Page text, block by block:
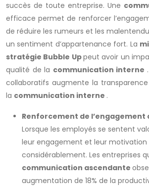
succès de toute entreprise. Une
efficace permet de renforcer
de réduire les rumeurs et les
un sentiment d’appartenance fort. La
stratégie Bubble Uppeut avoir un
qualité de la communication interne
collaboratifs augmente la
la communication interne .
Renforcement de l’engagement
Lorsque les employés se sentent
leur engagement et leur
considérablement. Les entreprises
communication ascendante
augmentation de 18% de la